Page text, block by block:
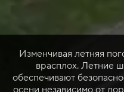
Изменчивая летняя
врасплох. Летние
обеспечивают